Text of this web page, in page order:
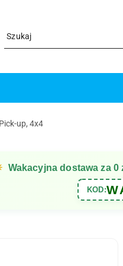
up, 4x4
Wakacyjna dostawa za
KOD: